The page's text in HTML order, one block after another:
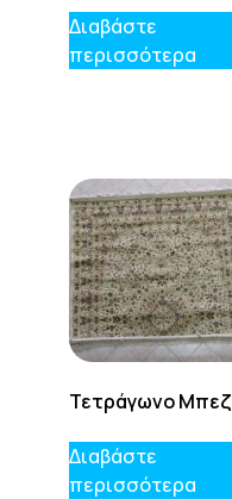
Διαβάστε
περισσότερα
Τετράγωνο Μπεζ
Διαβάστε
περισσότερα